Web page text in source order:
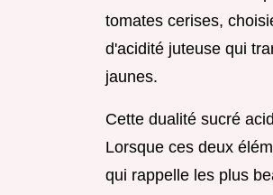
tomates cerises,
d'acidité juteuse qui
jaunes.
Cette dualité sucré
Lorsque ces deux
qui rappelle les plus